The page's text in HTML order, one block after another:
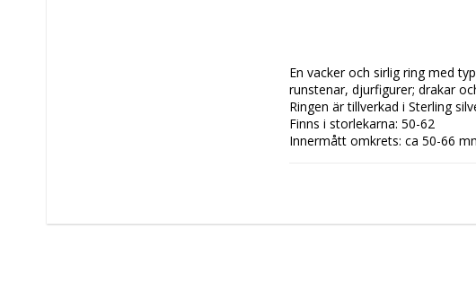
En vacker och sirlig ring med
runstenar, djurfigurer; drakar
Ringen är tillverkad i Sterling
Finns i storlekarna: 50-62
Innermått omkrets: ca 50-66